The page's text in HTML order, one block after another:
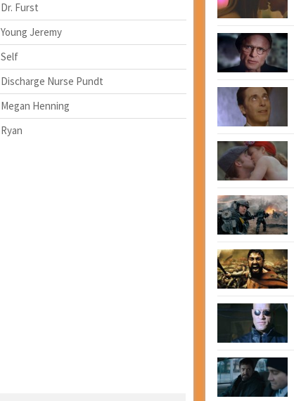
Dr. Furst
Young Jeremy
Self
Discharge Nurse Pundt
Megan Henning
Ryan